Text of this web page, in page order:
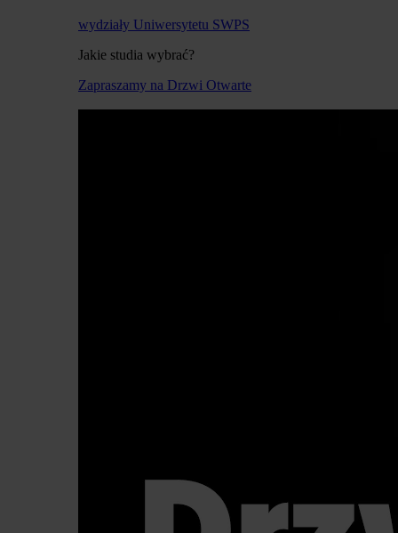
wydziały Uniwersytetu SWPS
Jakie studia wybrać?
Zapraszamy na Drzwi Otwarte